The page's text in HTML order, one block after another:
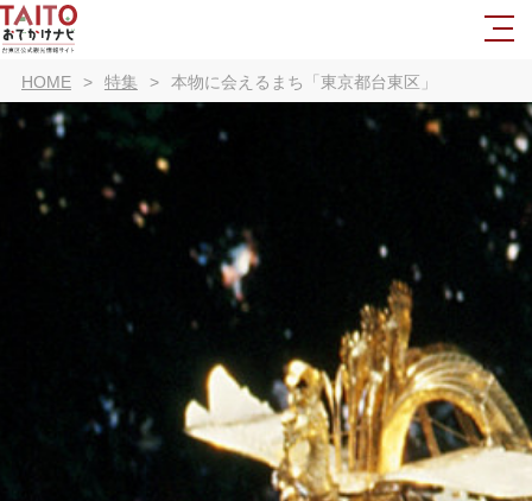
HOME 特集 本物に会えるまち「東京都台東区」